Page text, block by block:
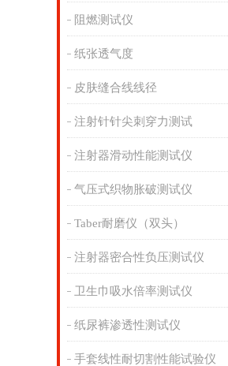
阻燃测试仪
纸张透气度
皮肤缝合线线径
注射针针尖刺穿力测试
注射器滑动性能测试仪
气压式织物胀破测试仪
Taber耐磨仪（双头）
注射器密合性负压测试仪
卫生巾吸水倍率测试仪
纸尿裤渗透性测试仪
手套线性耐切割性能试验仪